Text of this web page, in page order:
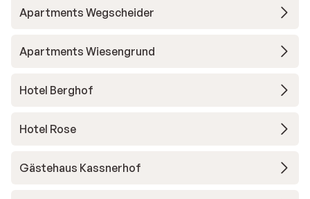
Apartments Wegscheider
Apartments Wiesengrund
Hotel Berghof
Hotel Rose
Gästehaus Kassnerhof